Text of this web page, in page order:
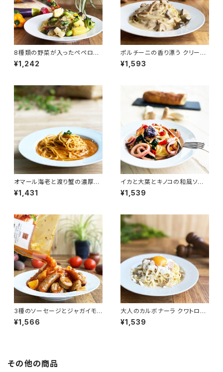
8種類の野菜が入ったペペロン
チーノソース
¥1,242
ポルチーニの香り漂う クリーム
ソース
¥1,593
オマール海老と渡り蟹の濃厚ク
リームソース
¥1,431
イカと大葉とキノコの和風ソー
ス
¥1,539
3種のソーセージとジャガイモ
のアラビアータ（辛口）
¥1,566
大人のカルボナーラ クワトロフ
ォルマッジ風ソース
¥1,539
その他の商品